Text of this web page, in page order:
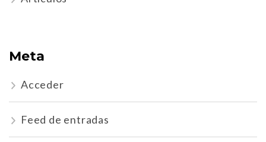
Meta
Acceder
Feed de entradas